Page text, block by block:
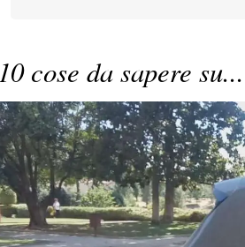
10 cose da sapere su...